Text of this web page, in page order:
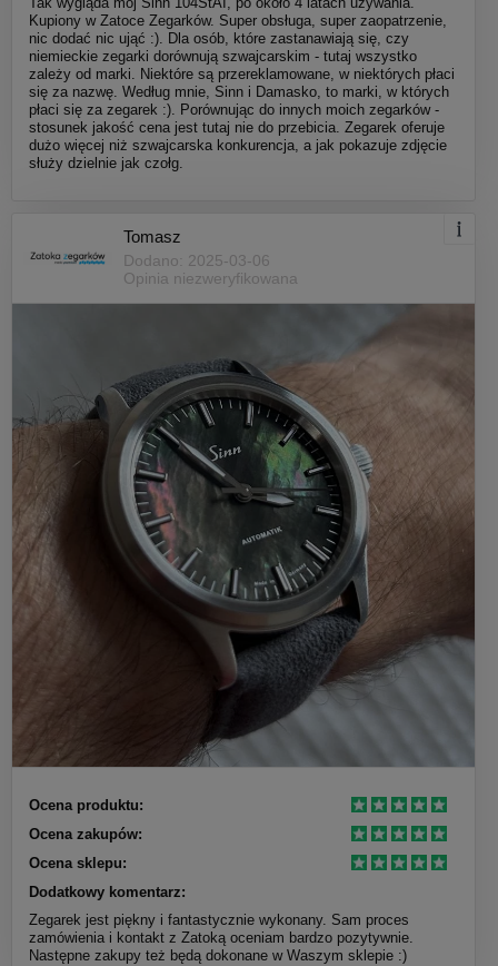
Kupiony w Zatoce Zegarków. Super obsługa, super zaopatrzenie,
nic dodać nic ująć :). Dla osób, które zastanawiają się, czy
niemieckie zegarki dorównują szwajcarskim - tutaj wszystko
zależy od marki. Niektóre są przereklamowane, w niektórych płaci
się za nazwę. Według mnie, Sinn i Damasko, to marki, w których
płaci się za zegarek :). Porównując do innych moich zegarków -
stosunek jakość cena jest tutaj nie do przebicia. Zegarek oferuje
dużo więcej niż szwajcarska konkurencja, a jak pokazuje zdjęcie
służy dzielnie jak czołg.
Tomasz
Dodano: 2025-03-06
Opinia niezweryfikowana
Ocena produktu:
Ocena zakupów:
Ocena sklepu:
Dodatkowy komentarz:
Zegarek jest piękny i fantastycznie wykonany. Sam proces
zamówienia i kontakt z Zatoką oceniam bardzo pozytywnie.
Następne zakupy też będą dokonane w Waszym sklepie :)